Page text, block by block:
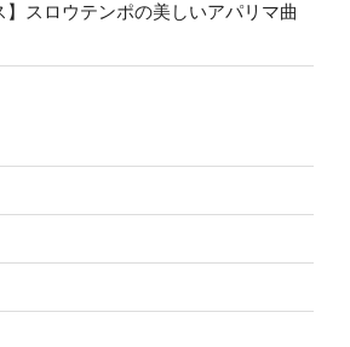
】スロウテンポの美しいアパリマ曲